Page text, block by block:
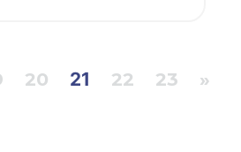
cubrir una baja o unas
20 21 22 23 »